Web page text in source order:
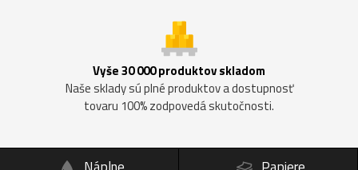
Vyše 30 000 produktov skladom
Naše sklady sú plné produktov a dostupnosť
tovaru 100% zodpovedá skutočnosti.